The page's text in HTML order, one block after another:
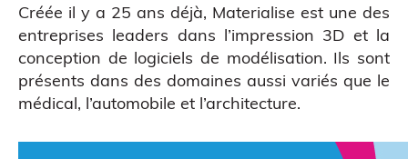
Créée il y a 25 ans déjà, Materialise est une des
entreprises leaders dans l’impression 3D et la
conception de logiciels de modélisation. Ils sont
présents dans des domaines aussi variés que le
médical, l’automobile et l’architecture.